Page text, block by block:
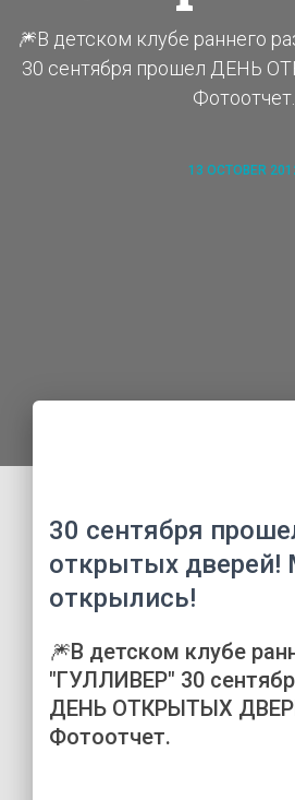
🎆В детском клубе раннего
30 сентября прошел ДЕНЬ
Фотоотчет.
13 OCTOBER
30 сентября
открытых
открылись!
🎆В детском клубе
"ГУЛЛИВЕР" 30
ДЕНЬ ОТКРЫТЫХ